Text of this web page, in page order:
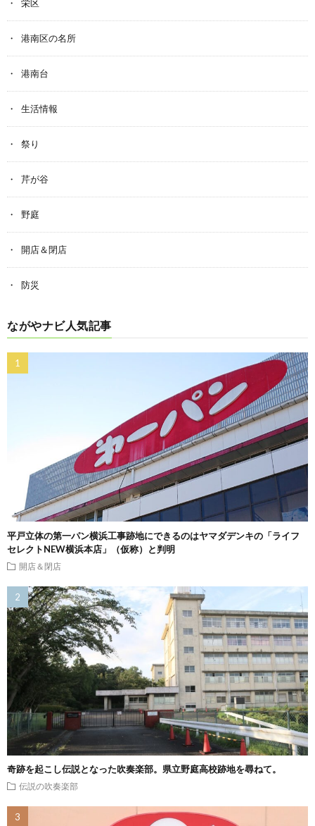
栄区
港南区の名所
港南台
生活情報
祭り
芹が谷
野庭
開店＆閉店
防災
ながやナビ人気記事
平戸立体の第一パン横浜工事跡地にできるのはヤマダデンキの「ライフ
セレクトNEW横浜本店」（仮称）と判明
開店＆閉店
奇跡を起こし伝説となった吹奏楽部。県立野庭高校跡地を尋ねて。
伝説の吹奏楽部